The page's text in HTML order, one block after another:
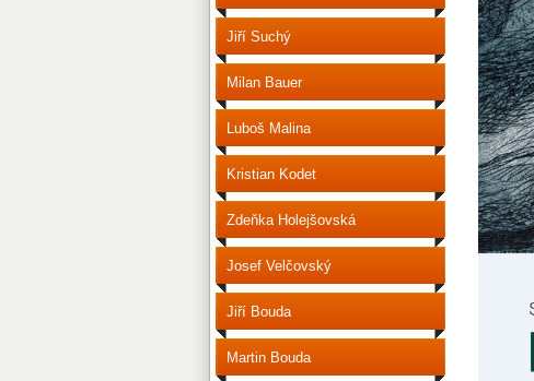
Jiří Suchý
Milan Bauer
Luboš Malina
Kristian Kodet
Zdeňka Holejšovská
Josef Velčovský
Jiří Bouda
Martin Bouda